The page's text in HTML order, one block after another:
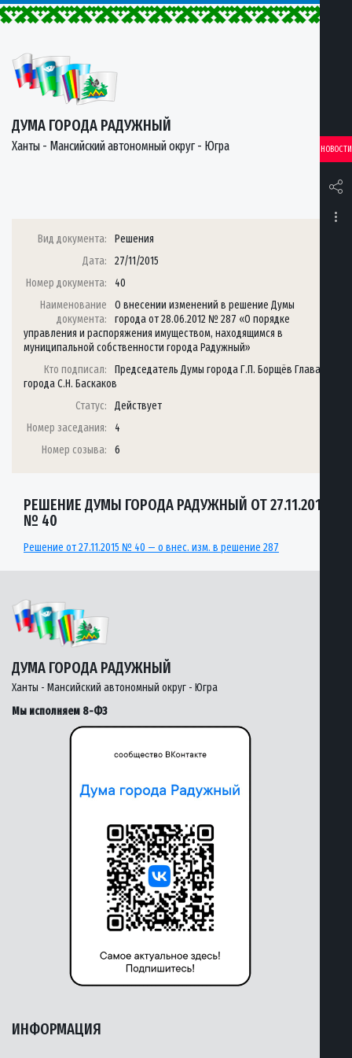
ДУМА ГОРОДА РАДУЖНЫЙ
Ханты - Мансийский автономный округ - Югра НОВОСТИ
Вид документа:
Решения
Дата:
27/11/2015
Номер документа:
40
Наименование
документа:
О внесении изменений в решение Думы
города от 28.06.2012 № 287 «О порядке
управления и распоряжения имуществом, находящимся в
муниципальной собственности города Радужный»
Кто подписал:
Председатель Думы города Г.П. Борщёв Глава
города С.Н. Баскаков
Статус:
Действует
Номер заседания:
4
Номер созыва:
6
РЕШЕНИЕ ДУМЫ ГОРОДА РАДУЖНЫЙ ОТ 27.11.2015
№ 40
Решение от 27.11.2015 № 40 — о внес. изм. в решение 287
ДУМА ГОРОДА РАДУЖНЫЙ
Ханты - Мансийский автономный округ - Югра
Мы исполняем 8-ФЗ
ИНФОРМАЦИЯ